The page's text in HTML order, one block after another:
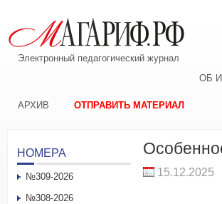
Электронный педагогический журнал
ОБ
АРХИВ ОТПРАВИТЬ МАТЕРИАЛ
15.12.2025
НОМЕРА
№309-2026
№308-2026